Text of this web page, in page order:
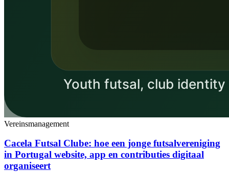
Vereinsmanagement
Cacela Futsal Clube: hoe een jonge futsalvereniging
in Portugal website, app en contributies digitaal
organiseert